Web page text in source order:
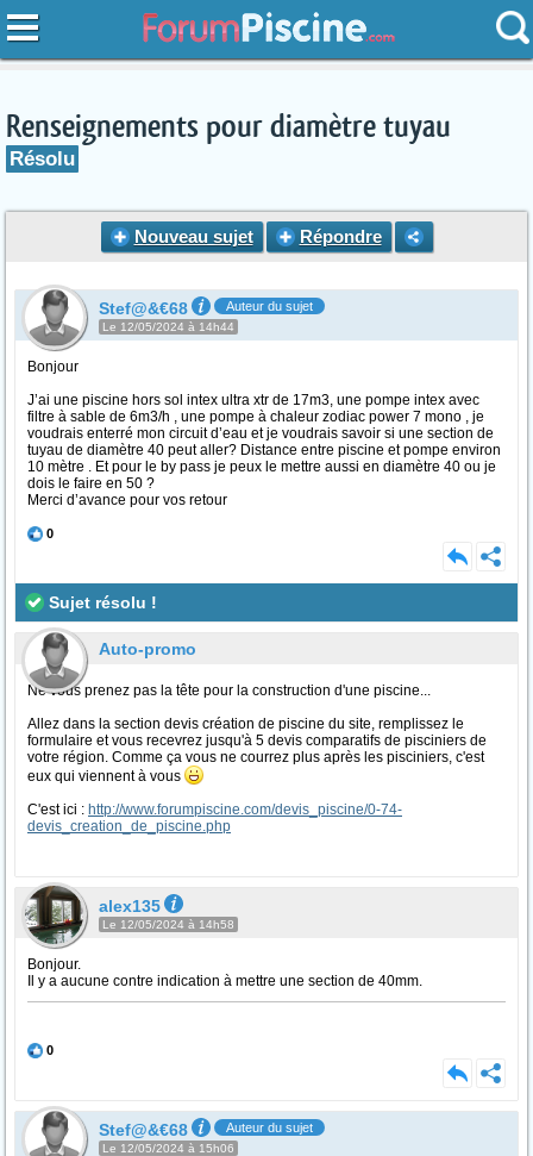
Renseignements pour diamètre tuyau
Résolu
Nouveau sujet Répondre
Stef@&€68 Auteur du sujet
Le 12/05/2024 à 14h44
Bonjour
J’ai une piscine hors sol intex ultra xtr de 17m3, une pompe intex avec
filtre à sable de 6m3/h , une pompe à chaleur zodiac power 7 mono , je
voudrais enterré mon circuit d’eau et je voudrais savoir si une section de
tuyau de diamètre 40 peut aller? Distance entre piscine et pompe environ
10 mètre . Et pour le by pass je peux le mettre aussi en diamètre 40 ou je
dois le faire en 50 ?
Merci d’avance pour vos retour
0
Sujet résolu !
Auto-promo
Ne vous prenez pas la tête pour la construction d'une piscine...
Allez dans la section devis création de piscine du site, remplissez le
formulaire et vous recevrez jusqu'à 5 devis comparatifs de pisciniers de
votre région. Comme ça vous ne courrez plus après les pisciniers, c'est
eux qui viennent à vous
C'est ici : http://www.forumpiscine.com/devis_piscine/0-74-
devis_creation_de_piscine.php
alex135
Le 12/05/2024 à 14h58
Bonjour.
Il y a aucune contre indication à mettre une section de 40mm.
0
Stef@&€68 Auteur du sujet
Le 12/05/2024 à 15h06